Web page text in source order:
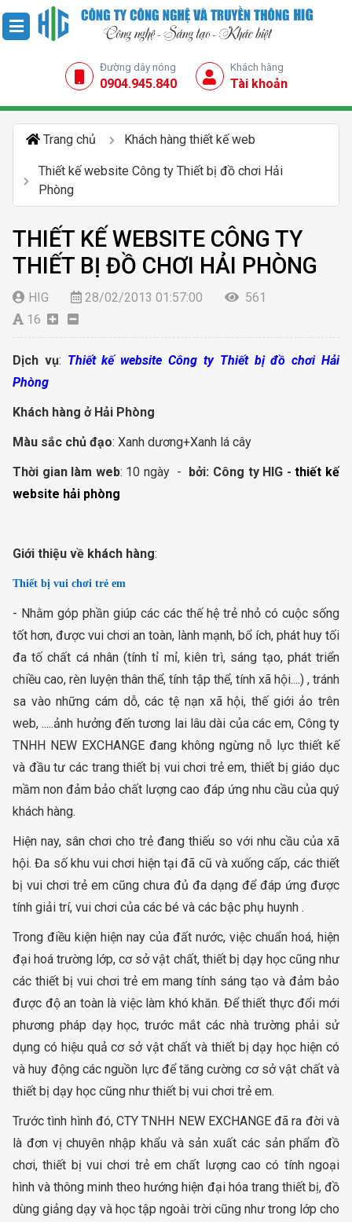
Đường dây nóng
0904.945.840
Khách hàng
Tài khoản
Trang chủ Khách hàng thiết kế web
Thiết kế website Công ty Thiết bị đồ chơi Hải
Phòng
THIẾT KẾ WEBSITE CÔNG TY
THIẾT BỊ ĐỒ CHƠI HẢI PHÒNG
HIG 28/02/2013 01:57:00
561
16
Dịch vụ: Thiết kế website Công ty Thiết bị đồ chơi Hải
Phòng
Khách hàng ở Hải Phòng
Màu sắc chủ đạo: Xanh dương+Xanh lá cây
Thời gian làm web: 10 ngày - bởi: Công ty HIG -thiết kế
website hải phòng
Giới thiệu về khách hàng:
Thiết bị vui chơi trẻ em
- Nhằm góp phần giúp các các thế hệ trẻ nhỏ có cuộc sống
tốt hơn, được vui chơi an toàn, lành mạnh, bổ ích, phát huy tối
đa tố chất cá nhân (tính tỉ mỉ, kiên trì, sáng tạo, phát triển
chiều cao, rèn luyện thân thể, tính tập thể, tính xã hội....) , tránh
sa vào những cám dỗ, các tệ nạn xã hội, thế giới ảo trên
web, .....ảnh hưởng đến tương lai lâu dài của các em, Công ty
TNHH NEW EXCHANGE đang không ngừng nỗ lực thiết kế
và đầu tư các trang thiết bị vui chơi trẻ em, thiết bị giáo dục
mầm non đảm bảo chất lượng cao đáp ứng nhu cầu của quý
khách hàng.
Hiện nay, sân chơi cho trẻ đang thiếu so với nhu cầu của xã
hội. Đa số khu vui chơi hiện tại đã cũ và xuống cấp, các thiết
bị vui chơi trẻ em cũng chưa đủ đa dạng để đáp ứng được
tính giải trí, vui chơi của các bé và các bậc phụ huynh .
Trong điều kiện hiện nay của đất nước, việc chuẩn hoá, hiện
đại hoá trường lớp, cơ sở vật chất, thiết bị dạy học cũng như
các thiết bị vui chơi trẻ em mang tính sáng tạo và đảm bảo
được độ an toàn là việc làm khó khăn. Để thiết thực đổi mới
phương pháp dạy học, trước mắt các nhà trường phải sử
dụng có hiệu quả cơ sở vật chất và thiết bị dạy học hiện có
và huy động các nguồn lực để tăng cường cơ sở vật chất và
thiết bị dạy học cũng như thiết bị vui chơi trẻ em.
Trước tình hình đó, CTY TNHH NEW EXCHANGE đã ra đời và
là đơn vị chuyên nhập khẩu và sản xuất các sản phẩm đồ
chơi, thiết bị vui chơi trẻ em chất lượng cao có tính ngoại
hình và thông minh theo hướng hiện đại hóa trang thiết bị, đồ
dùng giảng dạy và học tập ngoài trời cũng như trong lớp cho